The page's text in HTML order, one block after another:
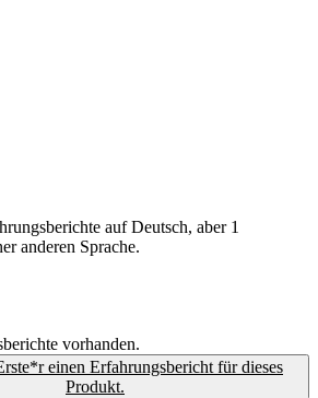
auf Deutsch, aber 1
anderen Sprache.
vorhanden.
einen Erfahrungsbericht für dieses
Produkt.